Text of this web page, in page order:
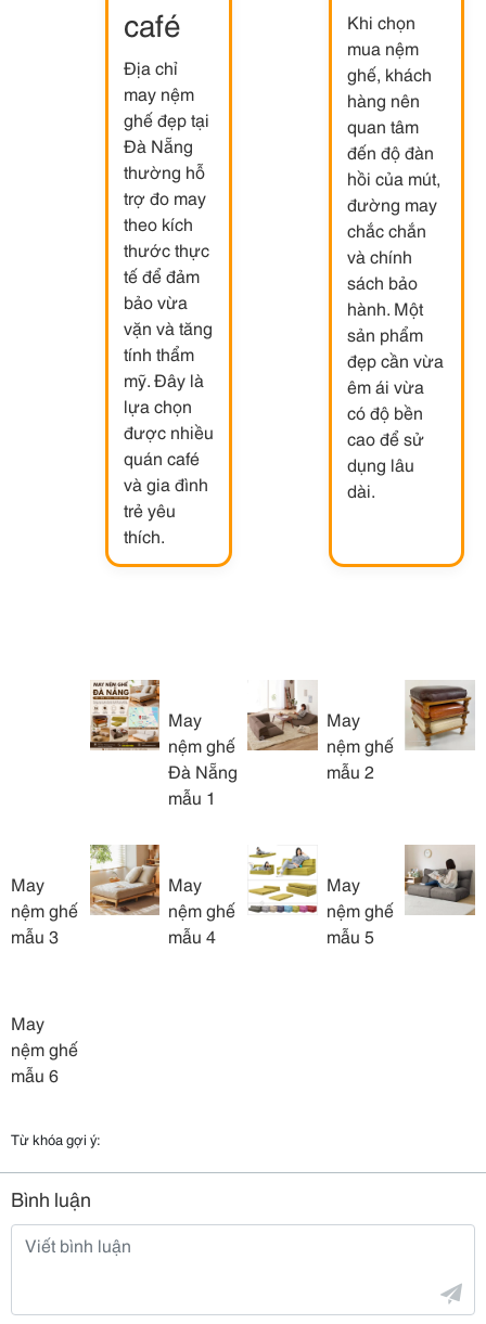
café
Địa chỉ
may nệm
ghế đẹp tại
Đà Nẵng
thường hỗ
trợ đo may
theo kích
thước thực
tế để đảm
bảo vừa
vặn và tăng
tính thẩm
mỹ. Đây là
lựa chọn
được nhiều
quán café
và gia đình
trẻ yêu
thích.
Khi chọn
mua nệm
ghế, khách
hàng nên
quan tâm
đến độ đàn
hồi của mút,
đường may
chắc chắn
và chính
sách bảo
hành. Một
sản phẩm
đẹp cần vừa
êm ái vừa
có độ bền
cao để sử
dụng lâu
dài.
May
nệm ghế
Đà Nẵng
mẫu 1
May
nệm ghế
mẫu 2
May
nệm ghế
mẫu 3
May
nệm ghế
mẫu 4
May
nệm ghế
mẫu 5
May
nệm ghế
mẫu 6
Từ khóa gợi ý:
Bình luận